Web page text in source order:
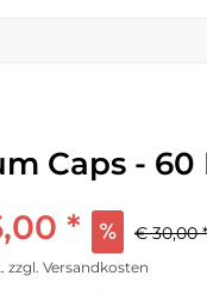
Caps -
* € 30,00 *
zzgl. Versandkosten